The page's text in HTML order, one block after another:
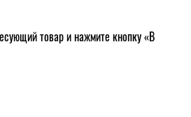
товар и нажмите кнопку «В